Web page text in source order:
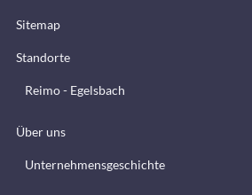
Sitemap
Standorte
Reimo - Egelsbach
Über uns
Unternehmensgeschichte